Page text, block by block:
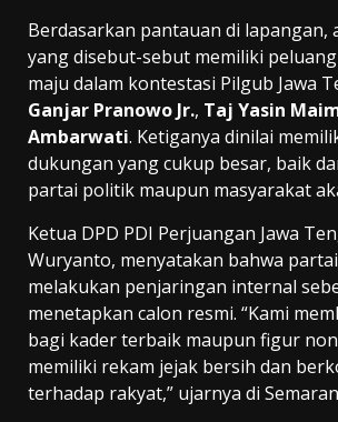
Berdasarkan pantauan di lapangan,
yang disebut-sebut memiliki
maju dalam kontestasi Pilgub Jawa
Ganjar Pranowo Jr., Taj Yasin
Ambarwati. Ketiganya dinilai
dukungan yang cukup besar, baik
partai politik maupun masyarakat
Ketua DPD PDI Perjuangan Jawa
Wuryanto, menyatakan bahwa
melakukan penjaringan internal
menetapkan calon resmi. “Kami
bagi kader terbaik maupun figur
memiliki rekam jejak bersih dan
terhadap rakyat,” ujarnya di